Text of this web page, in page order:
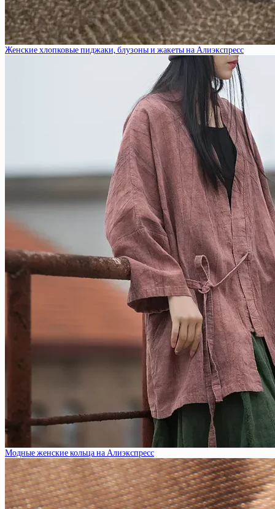
Женские хлопковые пиджаки, блузоны и жакеты на Алиэкспресс
Модные женские кольца на Алиэкспресс